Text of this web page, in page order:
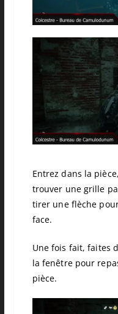
Entrez dans la
trouver une grille
tirer une flèche
face.
Une fois fait, faites
la fenêtre pour
pièce.